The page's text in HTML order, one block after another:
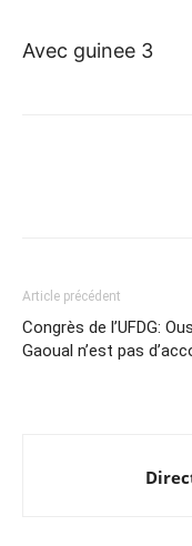
Avec guinee 3
Article précédent
Congrès de l’UFDG:
Gaoual n’est pas